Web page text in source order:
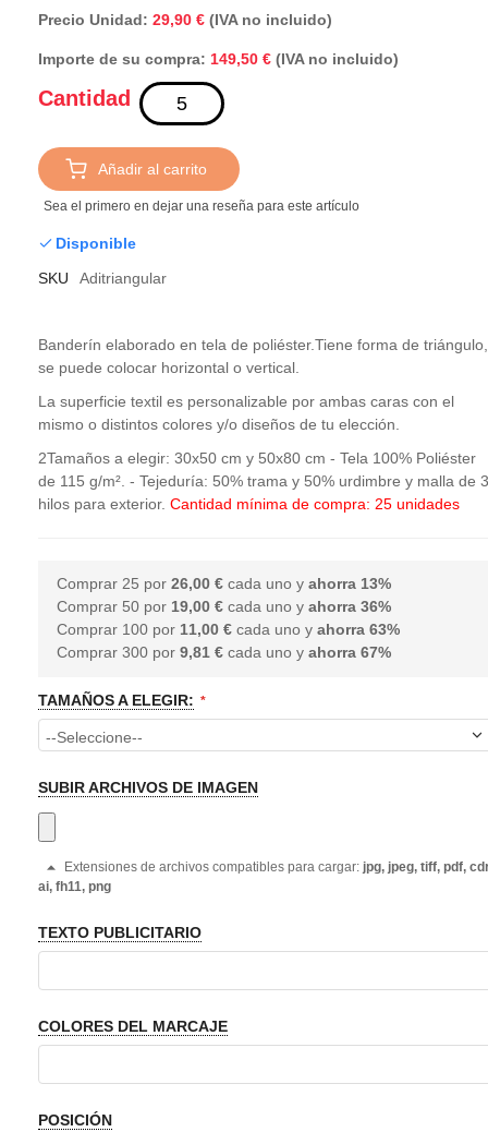
Precio Unidad: 29,90 € (IVA no incluido)
Importe de su compra: 149,50 € (IVA no incluido)
Cantidad
Añadir al carrito
Sea el primero en dejar una reseña para este artículo
Disponible
SKU
Aditriangular
Banderín elaborado en tela de poliéster.Tiene forma de triángulo,
se puede colocar horizontal o vertical.
La superficie textil es personalizable por ambas caras con el
mismo o distintos colores y/o diseños de tu elección.
2Tamaños a elegir: 30x50 cm y 50x80 cm - Tela 100% Poliéster
de 115 g/m². - Tejeduría: 50% trama y 50% urdimbre y malla de 3
hilos para exterior. Cantidad mínima de compra: 25 unidades
Comprar 25 por26,00 € cada uno yahorra 13%
Comprar 50 por 19,00 € cada uno yahorra36%
Comprar 100 por 11,00 € cada uno yahorra63%
Comprar 300 por9,81 € cada uno yahorra67%
TAMAÑOS A ELEGIR:
SUBIR ARCHIVOS DE IMAGEN
Extensiones de archivos compatibles para cargar: jpg, jpeg, tiff, pdf,
ai, fh11, png
TEXTO PUBLICITARIO
COLORES DEL MARCAJE
POSICIÓN